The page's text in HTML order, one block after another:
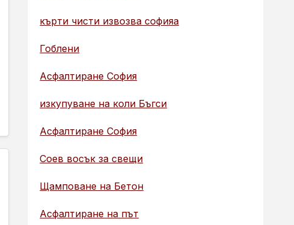
кърти чисти извозва софияа
Гоблени
Асфалтиране София
изкупуване на коли Бъгси
Асфалтиране София
Соев восък за свещи
Щамповане на Бетон
Асфалтиране на път